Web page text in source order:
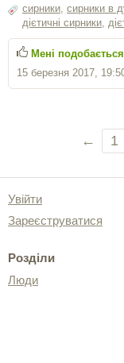
сирники, сирники в
дієтичні сирники,
15 березня 2017,
Мені подобається
← 1
Увійти
Зареєструватися
Розділи
Люди